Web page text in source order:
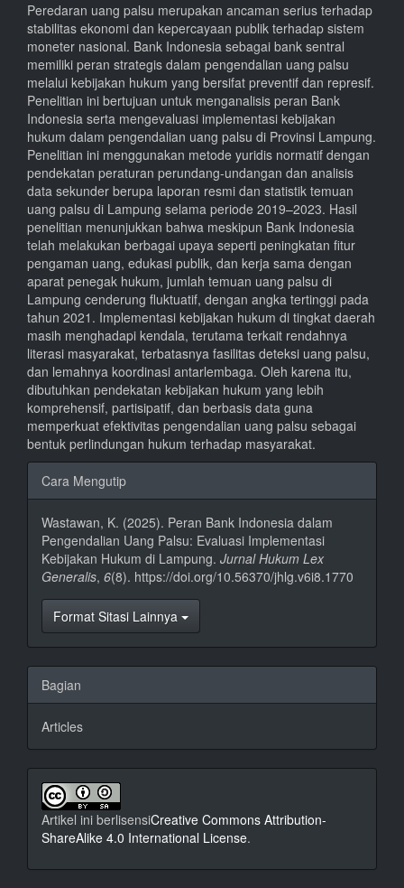
Peredaran uang palsu merupakan ancaman serius terhadap
stabilitas ekonomi dan kepercayaan publik terhadap sistem
moneter nasional. Bank Indonesia sebagai bank sentral
memiliki peran strategis dalam pengendalian uang palsu
melalui kebijakan hukum yang bersifat preventif dan represif.
Penelitian ini bertujuan untuk menganalisis peran Bank
Indonesia serta mengevaluasi implementasi kebijakan
hukum dalam pengendalian uang palsu di Provinsi Lampung.
Penelitian ini menggunakan metode yuridis normatif dengan
pendekatan peraturan perundang-undangan dan analisis
data sekunder berupa laporan resmi dan statistik temuan
uang palsu di Lampung selama periode 2019–2023. Hasil
penelitian menunjukkan bahwa meskipun Bank Indonesia
telah melakukan berbagai upaya seperti peningkatan fitur
pengaman uang, edukasi publik, dan kerja sama dengan
aparat penegak hukum, jumlah temuan uang palsu di
Lampung cenderung fluktuatif, dengan angka tertinggi pada
tahun 2021. Implementasi kebijakan hukum di tingkat daerah
masih menghadapi kendala, terutama terkait rendahnya
literasi masyarakat, terbatasnya fasilitas deteksi uang palsu,
dan lemahnya koordinasi antarlembaga. Oleh karena itu,
dibutuhkan pendekatan kebijakan hukum yang lebih
komprehensif, partisipatif, dan berbasis data guna
memperkuat efektivitas pengendalian uang palsu sebagai
bentuk perlindungan hukum terhadap masyarakat.
Rincian
Artikel
Cara Mengutip
Wastawan, K. (2025). Peran Bank Indonesia dalam
Pengendalian Uang Palsu: Evaluasi Implementasi
Kebijakan Hukum di Lampung. Jurnal Hukum Lex
Generalis, 6(8). https://doi.org/10.56370/jhlg.v6i8.1770
Format Sitasi Lainnya
Bagian
Articles
Artikel ini berlisensiCreative Commons Attribution-
ShareAlike 4.0 International License.